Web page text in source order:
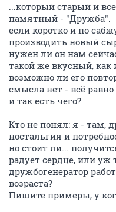
...который старый и
памятный - "Дружба".
если коротко и по
производить новый
нужен ли он нам
такой же вкусный,
возможно ли его
смысла нет - всё равно
и так есть чего?
Кто не понял: я - там,
ностальгия и
но стоит ли...
радует сердце, или уж
дружбогенератор
возраста?
Пишите примеры, у